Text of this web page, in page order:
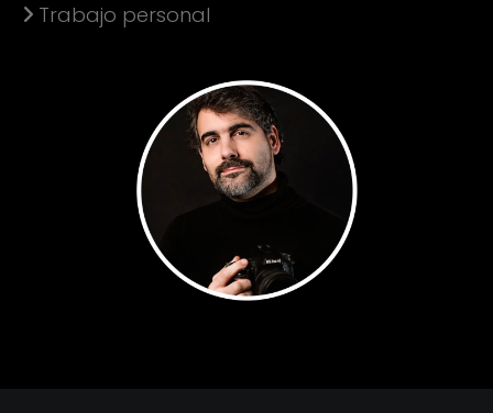
Trabajo personal